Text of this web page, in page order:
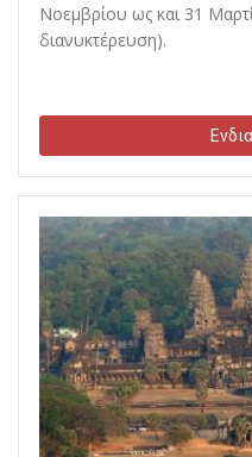
Νοεμβρίου ως και 31
διανυκτέρευση).